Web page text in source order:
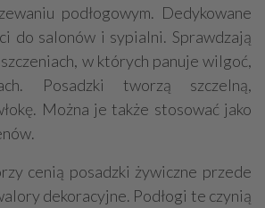
podłogowym. Dedykowane
do salonów i sypialni. Sprawdzają
w których panuje wilgoć,
Posadzki tworzą szczelną,
Można je także stosować jako
cenią posadzki żywiczne przede
dekoracyjne. Podłogi te czynią